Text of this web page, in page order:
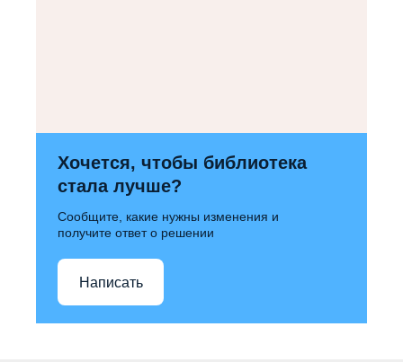
Хочется, чтобы библиотека
стала лучше?
Сообщите, какие нужны изменения и
получите ответ о решении
Написать